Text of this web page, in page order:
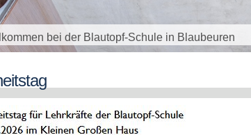
bei der Blautopf-Schule in Blaubeuren